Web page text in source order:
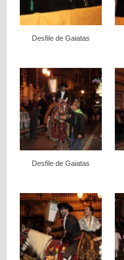
Desfile de Gaiatas
Desfile de Gaiatas